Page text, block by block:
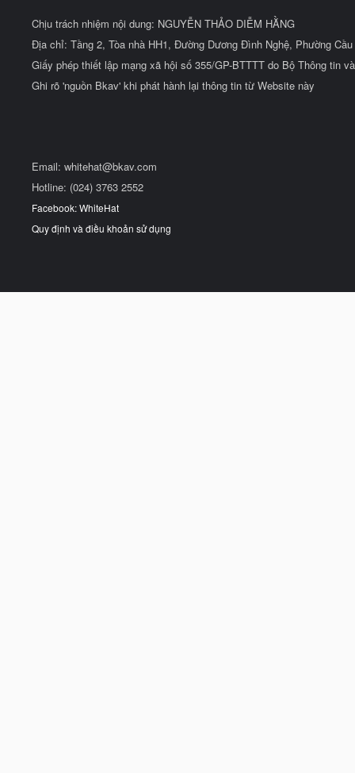
Chịu trách nhiệm nội dung: NGUYỄN THẢO DIỄM HẰNG
Địa chỉ: Tầng 2, Tòa nhà HH1, Đường Dương Đình Nghệ, Phường
Giấy phép thiết lập mạng xã hội số 355/GP-BTTTT do Bộ Thông tin
Ghi rõ 'nguồn Bkav' khi phát hành lại thông tin từ Website này
Email: whitehat@bkav.com
Hotline: (024) 3763 2552
Facebook: WhiteHat
Quy định và điều khoản sử dụng